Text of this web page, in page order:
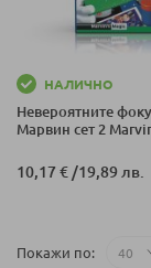
НАЛИЧНО
Невероятните
Марвин сет 2
10,17 € /19,89 лв.
Покажи по